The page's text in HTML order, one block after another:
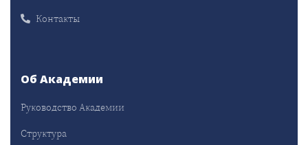
Контакты
Об Академии
Руководство Академии
Структура